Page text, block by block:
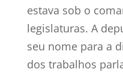
estava sob o
legislaturas. A
seu nome para a
dos trabalhos